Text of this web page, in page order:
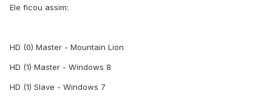
Ele ficou assim:
HD (0) Master - Mountain Lion
HD (1) Master - Windows 8
HD (1) Slave - Windows 7